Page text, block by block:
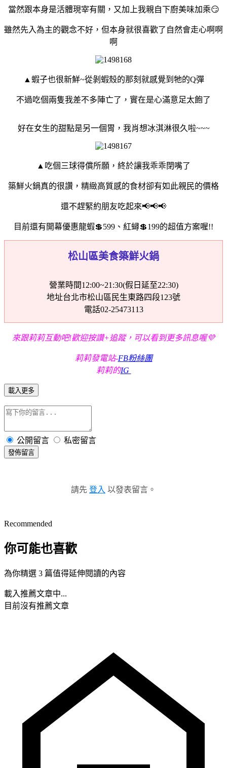
當然跟本身是活體現宰有關，又加上我親自下廚美味加乘😏
雖然先入為主的觀念不好，但本身就很喜歡了自然會走心啊啊
啊
▲蝦子也很新鮮~從剝蝦殼的那刻就感覺到牠的Q彈
不過吃個兩隻我差不多陣亡了，實在是心滿意足太飽了
好在女生的甜點是另一個胃，我肖想冰淇淋很久啦~~~
▲吃個三球得償所願，終於讓我乖乖閉嘴了
築鮮火鍋真的很讚，精緻高質感的食材卻有如此親民的價格
還不趕緊約朋友吃起來📢📢📢
目前還有開幕優惠龍蝦💲599、紅蟳💲199的超值方案喔!!
松山區美食築鮮火鍋
營業時間12:00~21:30(假日延至22:30)
地址台北市松山區民生東路四段123號
電話02-25473113
來跟莉莉互動吧!歡迎按讚+追蹤，可以看到更多訊息喔💜
莉莉發電站-FB粉絲團
莉莉的IG
載入更多
公開留言 私密留言
發佈留言
請先 登入 以發表留言。
Recommended
你可能也喜歡
為你精選 3 篇值得延伸閱讀的內容
載入推薦文章中...
目前沒有推薦文章